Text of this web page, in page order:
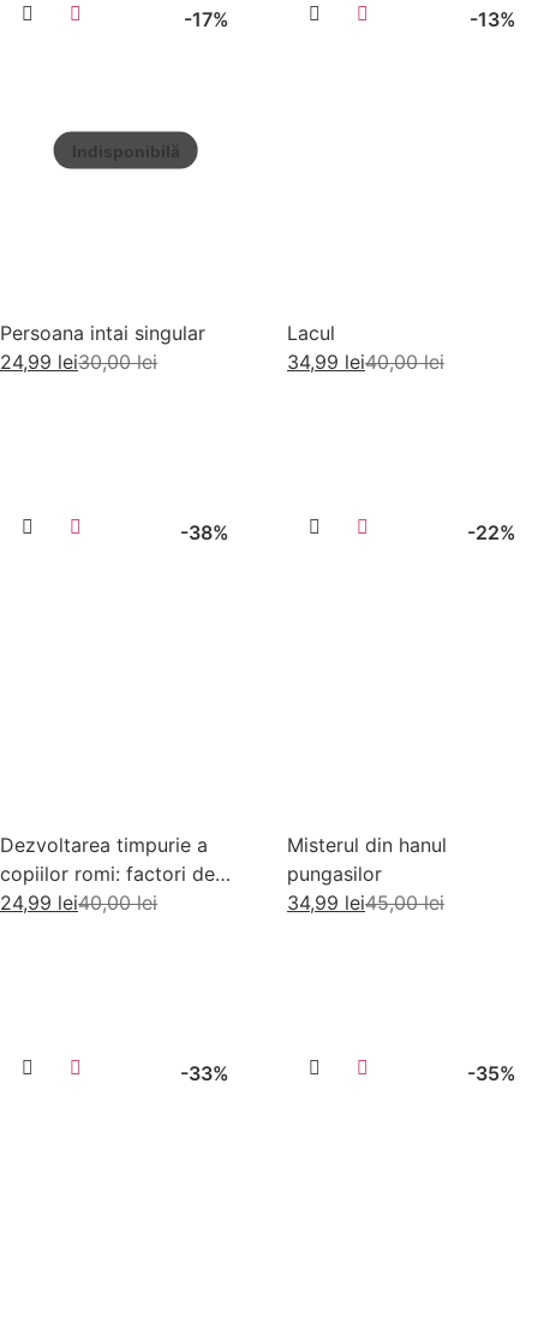
-17%
Persoana intai singular
30,00lei
24,99 lei
-13%
Lacul
40,00lei
34,99 lei
-38%
Dezvoltarea timpurie a
copiilor romi: factori de
risc si factori de protectie
40,00lei
24,99 lei
-22%
Misterul din hanul
pungasilor
45,00lei
34,99 lei
-33% -35%